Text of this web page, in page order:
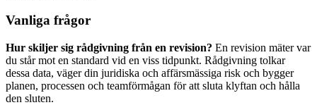
Vanliga frågor
Hur skiljer sig rådgivning från en revision? En revision mäter var
du står mot en standard vid en viss tidpunkt. Rådgivning tolkar
dessa data, väger din juridiska och affärsmässiga risk och bygger
planen, processen och teamförmågan för att sluta klyftan och hålla
den sluten.